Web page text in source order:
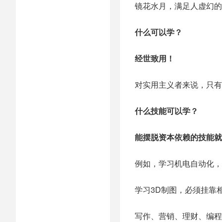
镜花水月，满足人虚幻
什么可以学？
经世致用！
对实用主义者来说，只
什么技能可以学？
能摆脱资本依赖的技能
例如，学习机电自动化
学习3D制图，必须挂靠
写作、营销、理财、编